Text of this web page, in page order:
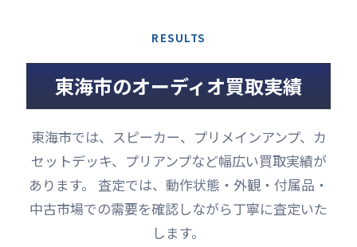
RESULTS
東海市のオーディオ買取実績
東海市では、スピーカー、プリメインアンプ、カ
セットデッキ、プリアンプなど幅広い買取実績が
あります。 査定では、動作状態・外観・付属品・
中古市場での需要を確認しながら丁寧に査定いた
します。